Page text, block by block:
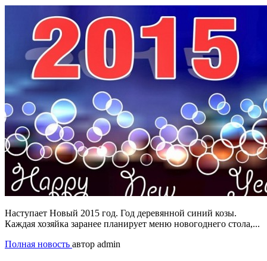
Наступает Новый 2015 год. Год деревянной синий козы.
Каждая хозяйка заранее планирует меню новогоднего стола,...
Полная новость автор admin